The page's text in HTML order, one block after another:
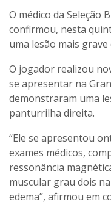
O médico da Seleção
confirmou, nesta
uma lesão mais
O jogador realizou
se apresentar na
demonstraram uma
panturrilha direita.
“Ele se apresentou
exames médicos,
ressonância
muscular grau dois
edema”, afirmou em